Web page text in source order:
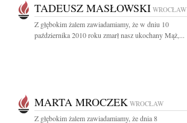
TADEUSZ MASŁOWSKI WROCŁAW
Z głębokim żalem zawiadamiamy, że w dniu 10
października 2010 roku zmarł nasz ukochany Mąż,...
MARTA MROCZEK WROCŁAW
Z głębokim żalem zawiadamiamy, że dnia 8